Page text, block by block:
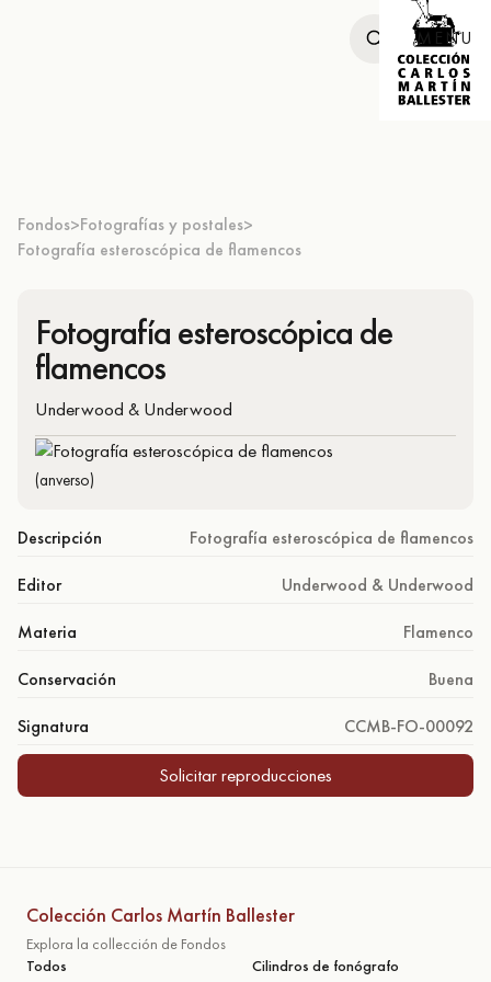
MENU
Fondos>Fotografías y postales>
Fotografía esteroscópica de flamencos
Fotografía esteroscópica de
flamencos
Underwood & Underwood
(anverso)
Descripción Fotografía esteroscópica de flamencos
Editor Underwood & Underwood
Materia Flamenco
Conservación Buena
Signatura CCMB-FO-00092
Solicitar reproducciones
Colección Carlos Martín Ballester
Explora la collección de Fondos
Todos
Cilindros de fonógrafo